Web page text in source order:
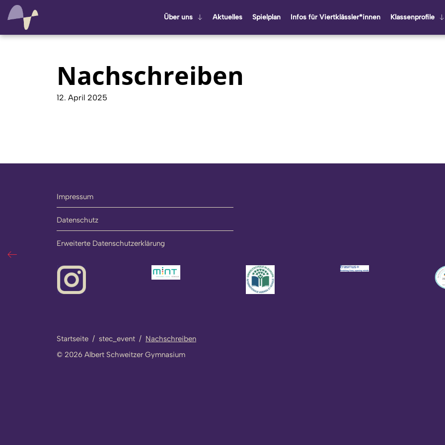
Über uns Ak­tu­el­les Spiel­plan Infos für Viert­kläss­ler*innen Klas­sen­pro­fi­le
Nachschreiben
12. April 2025
Impressum
Datenschutz
Erweiterte Datenschutzerklärung
Startseite / stec_event / Nachschreiben
© 2026 Albert Schweitzer Gymnasium